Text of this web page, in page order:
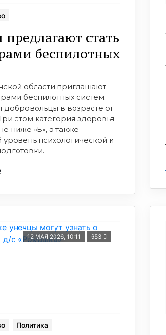
стать
бeспилотных
области приглашают
беспилотных систем.
в возрасте от
этом категория здоровья
ниже «Б», а также
психологической и
12 МАЯ 2026, 10:11 653
Политика